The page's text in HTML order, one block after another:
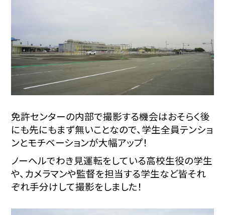
免許センターの内部で撮影する機会はおそらく後
にも先にもまず無いことなので、学生全員テンショ
ンとモチベーションが大幅アップ！
ノーヘルでわき見運転をしている高校生役の学生
や、カメラマンや監督を担当する学生など皆それ
ぞれ手分けして撮影をしました！